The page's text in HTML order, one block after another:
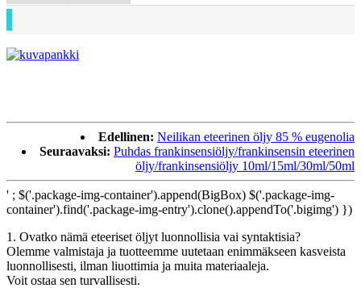
Edellinen: Neilikan eteerinen öljy 85 % eugenolia
Seuraavaksi: Puhdas frankinsensiöljy/frankinsensin eteerinen
öljy/frankinsensiöljy 10ml/15ml/30ml/50ml
' ; $('.package-img-container').append(BigBox) $('.package-img-
container').find('.package-img-entry').clone().appendTo('.bigimg') })
1. Ovatko nämä eteeriset öljyt luonnollisia vai syntaktisia?
Olemme valmistaja ja tuotteemme uutetaan enimmäkseen kasveista
luonnollisesti, ilman liuottimia ja muita materiaaleja.
Voit ostaa sen turvallisesti.